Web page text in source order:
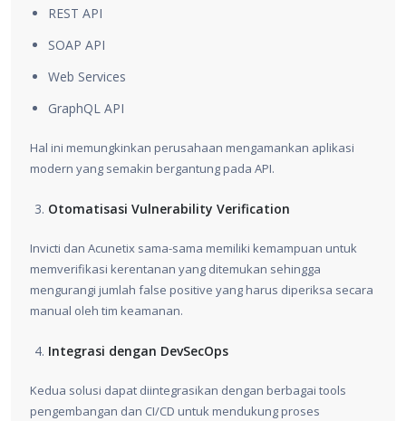
REST API
SOAP API
Web Services
GraphQL API
Hal ini memungkinkan perusahaan mengamankan aplikasi
modern yang semakin bergantung pada API.
Otomatisasi Vulnerability Verification
Invicti dan Acunetix sama-sama memiliki kemampuan untuk
memverifikasi kerentanan yang ditemukan sehingga
mengurangi jumlah false positive yang harus diperiksa secara
manual oleh tim keamanan.
Integrasi dengan DevSecOps
Kedua solusi dapat diintegrasikan dengan berbagai tools
pengembangan dan CI/CD untuk mendukung proses